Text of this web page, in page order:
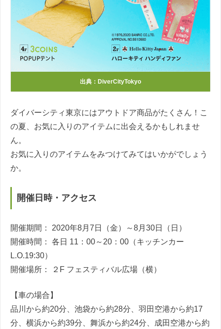
出典： DiverCityTokyo
ダイバーシティ東京にはアウトドア商品がたくさん！こ
の夏、お気に入りのアイテムに出会えるかもしれませ
ん。
お気に入りのアイテムをみつけてみてはいかがでしょう
か。
開催日時・アクセス
開催期間： 2020年8月7日（金）～8月30日（日）
開催時間： 各日 11：00～20：00（キッチンカー
L.O.19:30）
開催場所： ２F フェスティバル広場（横）
【車の場合】
品川から約20分、池袋から約28分、羽田空港から約17
分、横浜から約39分、舞浜から約24分、成田空港から約